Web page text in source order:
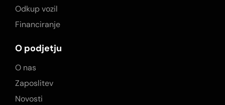
Odkup vozil
Financiranje
O podjetju
O nas
Zaposlitev
Novosti